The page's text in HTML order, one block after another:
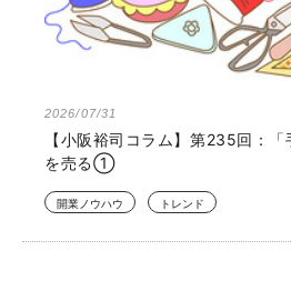
2026/07/31
【小阪裕司コラム】第235回：「
を売る①
開業ノウハウ トレンド